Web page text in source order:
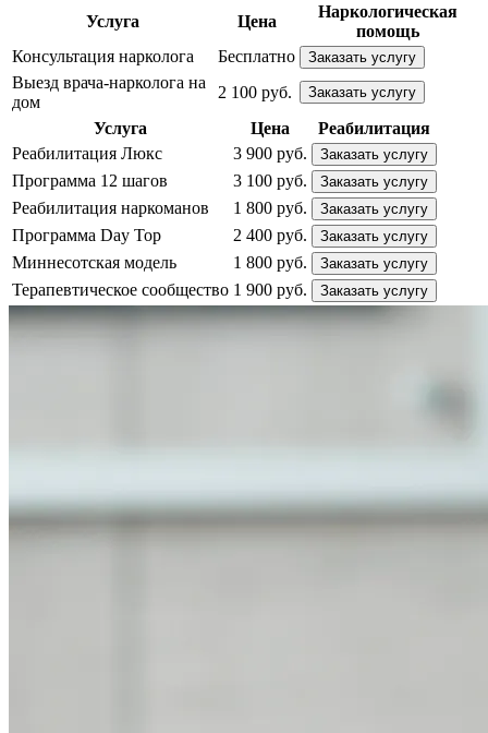
Услуга
Цена
Наркологическая
помощь
Консультация нарколога
Бесплатно Заказать услугу
Выезд врача-нарколога на
дом
2 100 руб. Заказать услугу
Услуга Цена
Реабилитация
Реабилитация Люкс
3 900 руб. Заказать услугу
Программа 12 шагов 3 100 руб. Заказать услугу
Реабилитация наркоманов 1 800 руб. Заказать услугу
Программа Day Top 2 400 руб. Заказать услугу
Миннесотская модель 1 800 руб. Заказать услугу
Терапевтическое сообщество 1 900 руб. Заказать услугу